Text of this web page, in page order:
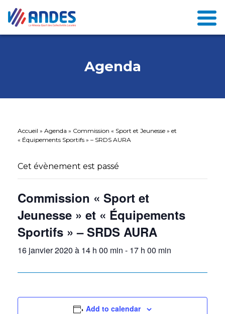
Agenda
Accueil » Agenda » Commission « Sport et Jeunesse » et
« Équipements Sportifs » – SRDS AURA
Cet évènement est passé
Commission « Sport et
Jeunesse » et « Équipements
Sportifs » – SRDS AURA
16 janvier 2020 à 14 h 00 min - 17 h 00 min
Add to calendar